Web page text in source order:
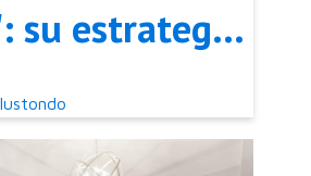
su estrategia
2025